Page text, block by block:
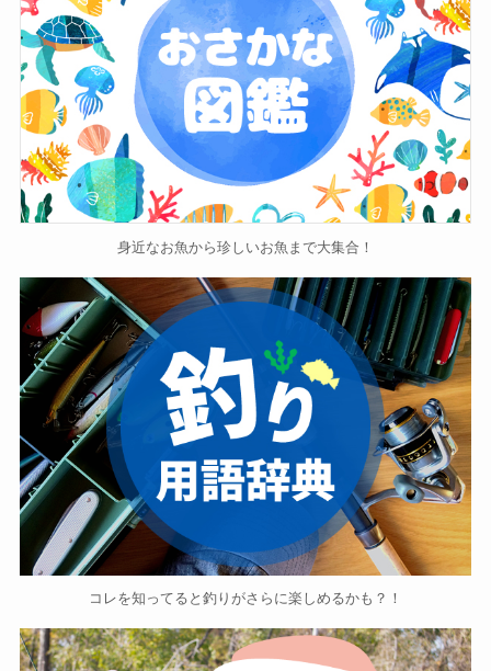
身近なお魚から珍しいお魚まで大集合！
コレを知ってると釣りがさらに楽しめるかも？！